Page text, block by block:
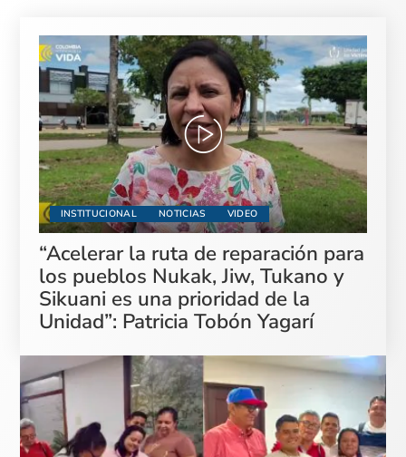
INSTITUCIONAL NOTICIAS VIDEO
“Acelerar la ruta de reparación para
los pueblos Nukak, Jiw, Tukano y
Sikuani es una prioridad de la
Unidad”: Patricia Tobón Yagarí